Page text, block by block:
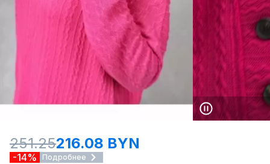
251.25216.08 BYN
-14% Подробнее